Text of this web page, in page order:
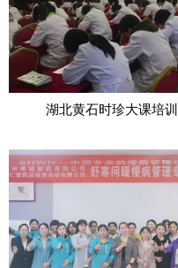
湖北黄石时珍大课培训